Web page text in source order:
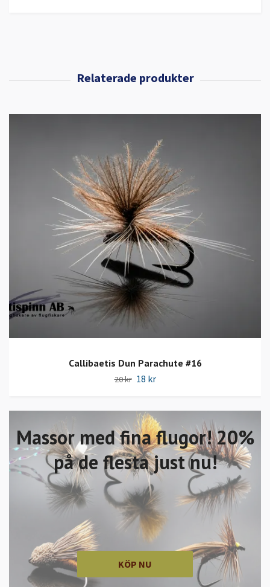
Massor med fina flugor! 20%
på de flesta just nu!
KÖP NU
Callibaetis Dun Parachute #16
20 kr 18 kr